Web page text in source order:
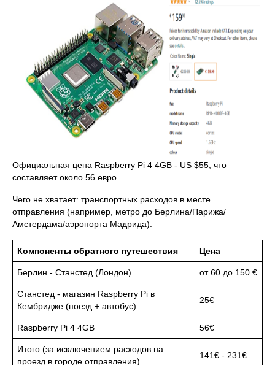
Официальная цена Raspberry Pi 4 4GB - US $55, что
составляет около 56 евро.
Чего не хватает: транспортных расходов в месте
отправления (например, метро до Берлина/Парижа/
Амстердама/аэропорта Мадрида).
Компоненты обратного путешествия Цена
Берлин - Станстед (Лондон) от 60 до 150 €
Станстед - магазин Raspberry Pi в
Кембридже (поезд + автобус)
25€
Raspberry Pi 4 4GB 56€
Итого (за исключением расходов на
проезд в городе отправления)
141€ - 231€